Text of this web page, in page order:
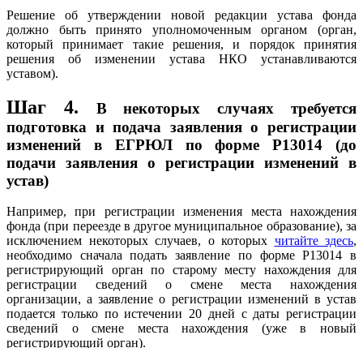
Решение об утверждении новой редакции устава фонда
должно быть принято уполномоченным органом (орган,
который принимает такие решения, и порядок принятия
решения об изменении устава НКО устанавливаются
уставом).
Шаг 4.
В некоторых случаях требуется
подготовка и подача заявления о регистрации
изменений в ЕГРЮЛ по форме Р13014 (до
подачи заявления о регистрации изменений в
устав)
Например, при регистрации изменения места нахождения
фонда (при переезде в другое муниципальное образование), за
исключением некоторых случаев, о которых читайте здесь,
необходимо сначала подать заявление по форме Р13014 в
регистрирующий орган по старому месту нахождения для
регистрации сведений о смене места нахождения
организации, а заявление о регистрации изменений в устав
подается только по истечении 20 дней с даты регистрации
сведений о смене места нахождения (уже в новый
регистрирующий орган).